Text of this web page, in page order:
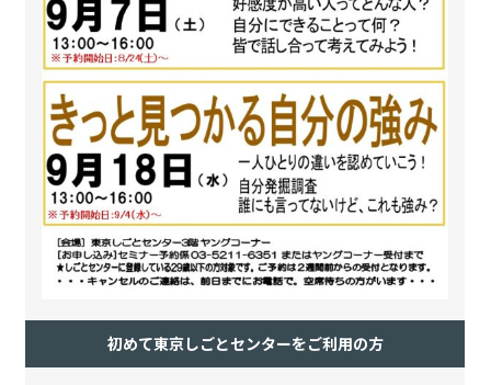
初めて東京しごとセンターをご利用の方